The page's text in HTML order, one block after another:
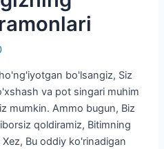
bo'lsangiz, Siz
va pot singari muhim
mumkin. Ammo bugun, Biz
qoldiramiz, Bitimning
Bu oddiy ko'rinadigan